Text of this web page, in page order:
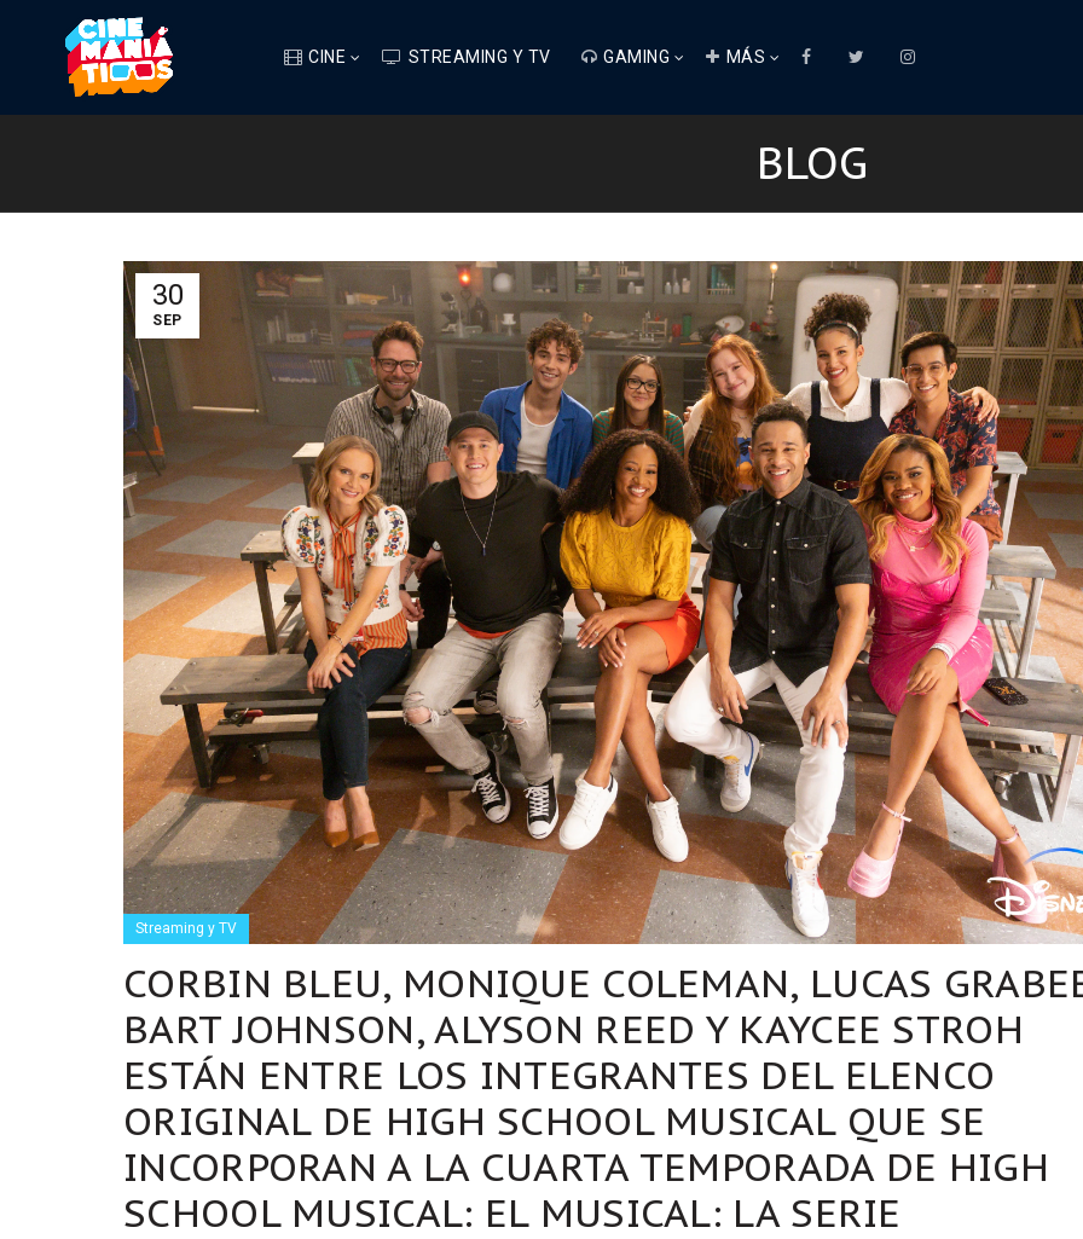
CINE STREAMING Y TV GAMING MÁS
BLOG
30
SEP
Streaming y TV
CORBIN BLEU, MONIQUE COLEMAN, LUCAS
BART JOHNSON, ALYSON REED Y KAYCEE STROH
ESTÁN ENTRE LOS INTEGRANTES DEL ELENCO
ORIGINAL DE HIGH SCHOOL MUSICAL QUE SE
INCORPORAN A LA CUARTA TEMPORADA DE HIGH
SCHOOL MUSICAL: EL MUSICAL: LA SERIE